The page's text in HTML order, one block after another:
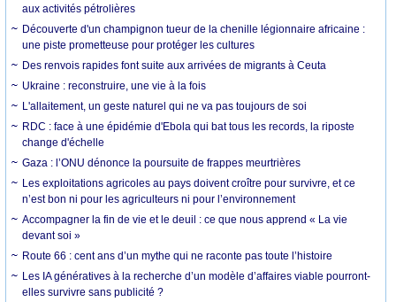
aux activités pétrolières
Découverte d'un champignon tueur de la chenille légionnaire africaine :
une piste prometteuse pour protéger les cultures
Des renvois rapides font suite aux arrivées de migrants à Ceuta
Ukraine : reconstruire, une vie à la fois
L'allaitement, un geste naturel qui ne va pas toujours de soi
RDC : face à une épidémie d'Ebola qui bat tous les records, la riposte
change d'échelle
Gaza : l’ONU dénonce la poursuite de frappes meurtrières
Les exploitations agricoles au pays doivent croître pour survivre, et ce
n’est bon ni pour les agriculteurs ni pour l’environnement
Accompagner la fin de vie et le deuil : ce que nous apprend « La vie
devant soi »
Route 66 : cent ans d’un mythe qui ne raconte pas toute l’histoire
Les IA génératives à la recherche d’un modèle d’affaires viable pourront-
elles survivre sans publicité ?